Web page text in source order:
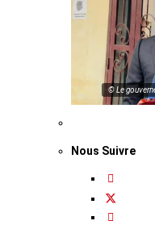
© Le
Nous Suivre